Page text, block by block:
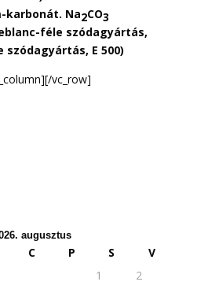
karbonát. Na2CO3
féle szódagyártás,
szódagyártás, E 500)
vc_row]
augusztus
C P S
V
1
2